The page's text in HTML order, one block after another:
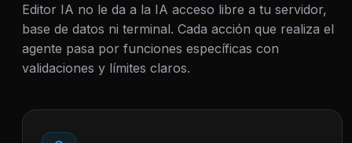
Editor IA no le da a la IA acceso libre a tu servidor,
base de datos ni terminal. Cada acción que realiza el
agente pasa por funciones específicas con
validaciones y límites claros.